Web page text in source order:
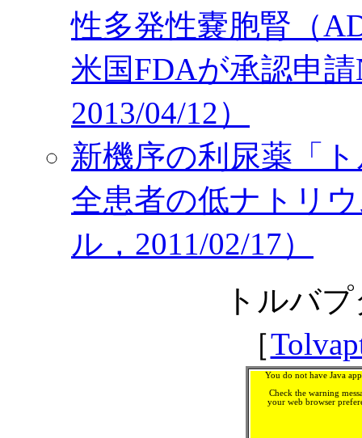
性多発性嚢胞腎（
米国FDAが承認申
2013/04/12）
新機序の利尿薬「
全患者の低ナトリ
ル，2011/02/17）
トルバ
［
You do not have Java
Check the warning
your web browser